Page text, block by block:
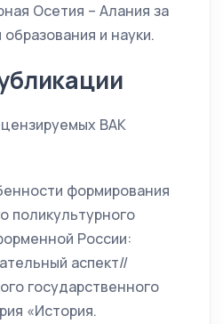
Осетия – Алания за
и науки.
ВАК
формирования
поликультурного
России:
аспект//
государственного
«История.